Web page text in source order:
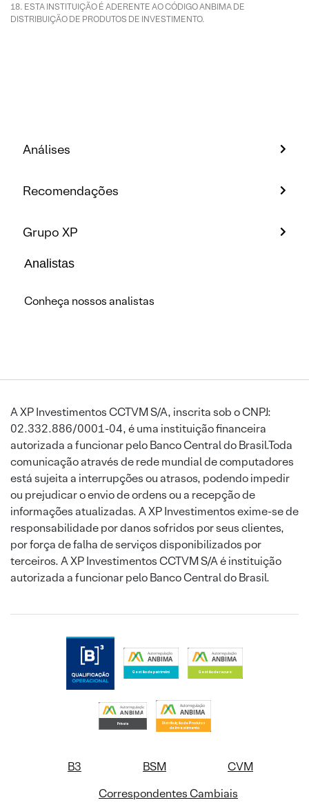
ESTA INSTITUIÇÃO É ADERENTE AO CÓDIGO ANBIMA DE
DISTRIBUIÇÃO DE PRODUTOS DE INVESTIMENTO.
Análises
Recomendações
Grupo XP
Analistas
Conheça nossos analistas
A XP Investimentos CCTVM S/A, inscrita sob o CNPJ:
02.332.886/0001-04, é uma instituição financeira
autorizada a funcionar pelo Banco Central do Brasil.Toda
comunicação através de rede mundial de computadores
está sujeita a interrupções ou atrasos, podendo impedir
ou prejudicar o envio de ordens ou a recepção de
informações atualizadas. A XP Investimentos exime-se de
responsabilidade por danos sofridos por seus clientes,
por força de falha de serviços disponibilizados por
terceiros. A XP Investimentos CCTVM S/A é instituição
autorizada a funcionar pelo Banco Central do Brasil.
B3 BSM
CVM
Correspondentes Cambiais